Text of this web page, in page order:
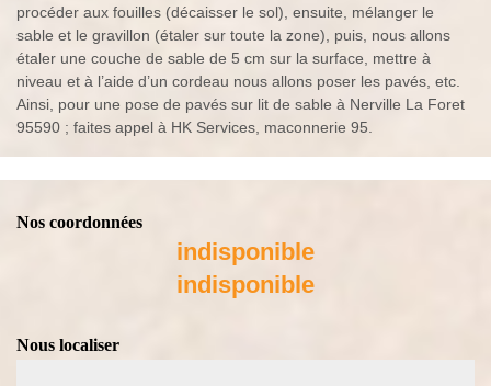
procéder aux fouilles (décaisser le sol), ensuite, mélanger le
sable et le gravillon (étaler sur toute la zone), puis, nous allons
étaler une couche de sable de 5 cm sur la surface, mettre à
niveau et à l’aide d’un cordeau nous allons poser les pavés, etc.
Ainsi, pour une pose de pavés sur lit de sable à Nerville La Foret
95590 ; faites appel à HK Services, maconnerie 95.
Nos coordonnées
indisponible
indisponible
Nous localiser